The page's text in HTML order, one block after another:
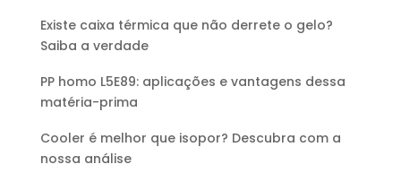
Existe caixa térmica que não derrete o gelo?
Saiba a verdade
PP homo L5E89: aplicações e vantagens dessa
matéria-prima
Cooler é melhor que isopor? Descubra com a
nossa análise